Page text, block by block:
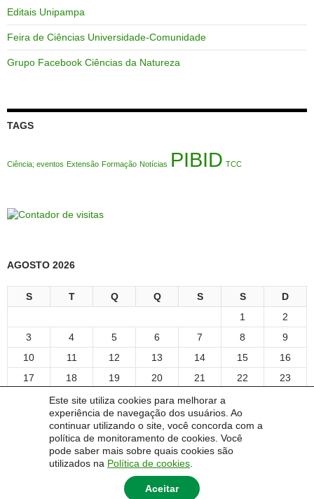
Este site utiliza cookies para melhorar a
experiência de navegação dos usuários. Ao
continuar utilizando o site, você concorda com a
política de monitoramento de cookies. Você
pode saber mais sobre quais cookies são
utilizados na Política de cookies
Aceitar
Editais Unipampa
Feira de Ciências Universidade-Comunidade
Grupo Facebook Ciências da Natureza
TAGS
Ciência; eventos Extensão Formação Notícias PIBID TCC
AGOSTO 2026
S T Q Q S S
D
1
2
3
4 5 6 7 8
9
10
11 12 13 14 15
16
17
18 19 20 21 22
23
25 26 27 28